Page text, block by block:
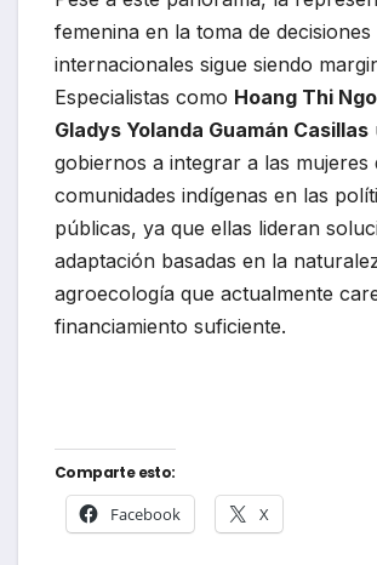
femenina en la toma de decisiones
internacionales sigue siendo
Especialistas como Hoang Thi
Gladys Yolanda Guamán Casillas
gobiernos a integrar a las mujeres
comunidades indígenas en las
públicas, ya que ellas lideran
adaptación basadas en la
agroecología que actualmente
financiamiento suficiente.
Comparte esto:
Facebook X